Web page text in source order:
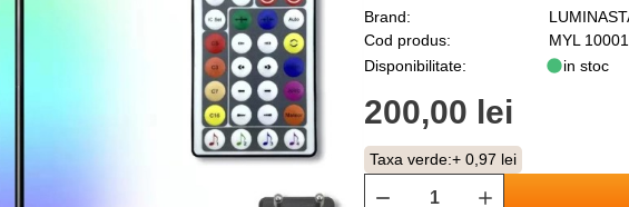
Brand:
Cod produs:
MYL 10001
Disponibilitate:
in stoc
200,00 lei
Taxa verde:+ 0,97 lei